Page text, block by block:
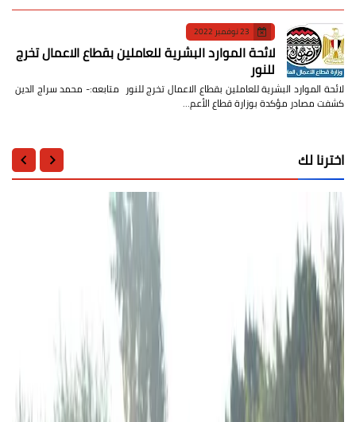
23 نوفمبر 2022
لائحة الموارد البشرية للعاملين بقطاع الاعمال تخرج
للنور
لائحة الموارد البشرية للعاملين بقطاع الاعمال تخرج للنور متابعه:- محمد سراج الدين
كشفت مصادر مؤكدة بوزارة قطاع الأعم…
اخترنا لك